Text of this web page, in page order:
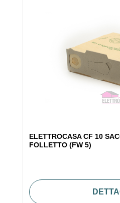
ELETTROCASA CF 10
FOLLETTO (FW 5)